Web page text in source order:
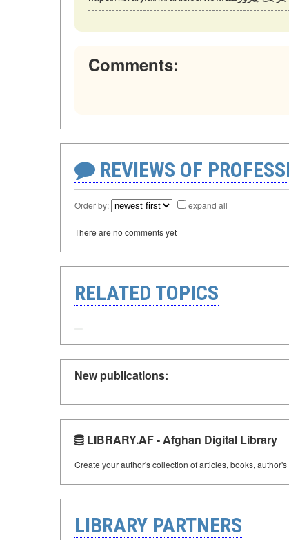
Comments:
REVIEWS OF
Order by: expand all
There are no comments yet
RELATED TOPICS
New publications:
LIBRARY.AF - Afghan Digital Library
Create your author's collection of articles, books,
LIBRARY PARTNERS